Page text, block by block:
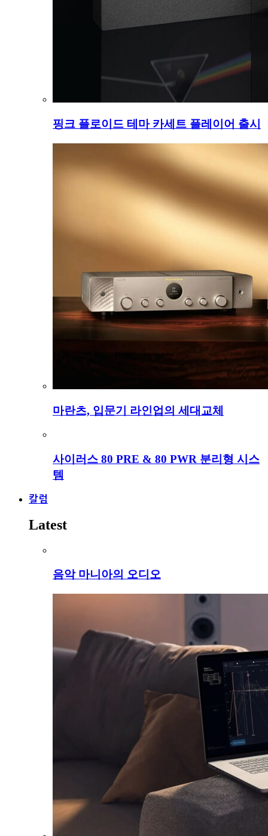
핑크 플로이드 테마 카세트 플레이어 출시
마란츠, 입문기 라인업의 세대교체
사이러스 80 PRE & 80 PWR 분리형 시스
템
칼럼
Latest
음악 마니아의 오디오